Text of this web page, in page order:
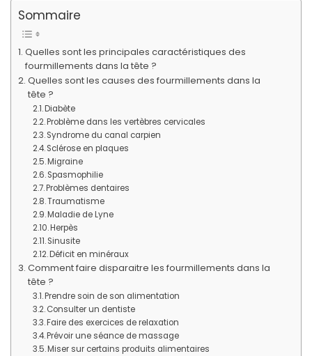
Sommaire
Quelles sont les principales caractéristiques des
fourmillements dans la tête ?
Quelles sont les causes des fourmillements dans la
tête ?
Diabète
Problème dans les vertèbres cervicales
Syndrome du canal carpien
Sclérose en plaques
Migraine
Spasmophilie
Problèmes dentaires
Traumatisme
Maladie de Lyne
Herpès
Sinusite
Déficit en minéraux
Comment faire disparaitre les fourmillements dans la
tête ?
Prendre soin de son alimentation
Consulter un dentiste
Faire des exercices de relaxation
Prévoir une séance de massage
Miser sur certains produits alimentaires